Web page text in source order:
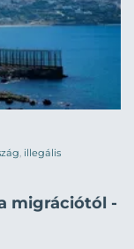
, illegális
migrációtól -